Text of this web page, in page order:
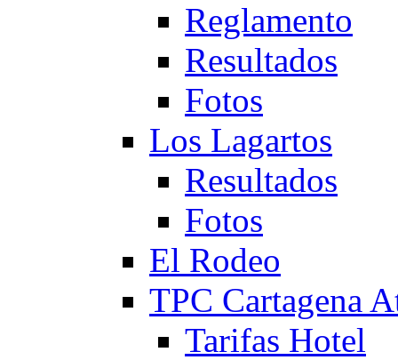
Reglamento
Resultados
Fotos
Los Lagartos
Resultados
Fotos
El Rodeo
TPC Cartagena
Tarifas Hotel